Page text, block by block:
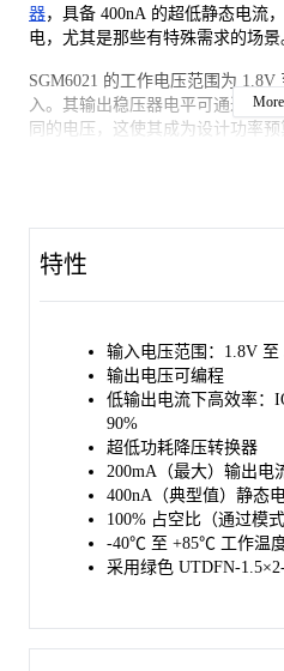
器，具备 400nA 的超低静态电流
电，尤其是那些有特殊需求的场景
SGM6021 的工作电压范围为
入。其输出稳压器电平可通过 VS
同的电压，这使其成为设计功率
部元件，即可构成完整的降压 DC/
More
特性
输入电压范围：1.8V 至
输出电压可编程
低输出电流下高效率：
90%
超低功耗降压转换器
200mA（最大）输出电
400nA（典型值）静态
100% 占空比（通过模式
-40℃ 至 +85℃ 工作温
采用绿色 UTDFN-